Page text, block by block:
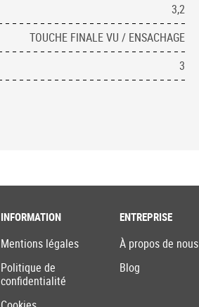
3,2
TOUCHE FINALE VU / ENSACHAGE
3
INFORMATION
Mentions légales
Politique de
confidentialité
ENTREPRISE
À propos de nous
Blog